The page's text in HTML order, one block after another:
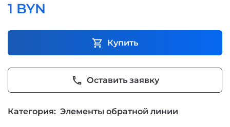
1 BYN
shopping_cart Купить
phone Оставить заявку
Категория: Элементы обратной линии